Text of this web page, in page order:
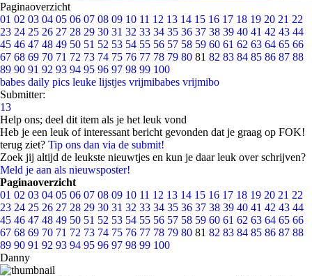
Paginaoverzicht
01 02 03 04 05 06 07 08 09 10 11 12 13 14 15 16 17 18 19 20 21 22
23 24 25 26 27 28 29 30 31 32 33 34 35 36 37 38 39 40 41 42 43 44
45 46 47 48 49 50 51 52 53 54 55 56 57 58 59 60 61 62 63 64 65 66
67 68 69 70 71 72 73 74 75 76 77 78 79 80 81 82 83 84 85 86 87 88
89 90 91 92 93 94 95 96 97 98 99 100
babes daily pics leuke lijstjes vrijmibabes vrijmibo
Submitter:
13
Help ons; deel dit item als je het leuk vond
Heb je een leuk of interessant bericht gevonden dat je graag op FOK!
terug ziet? Tip ons dan via de submit!
Zoek jij altijd de leukste nieuwtjes en kun je daar leuk over schrijven?
Meld je aan als nieuwsposter!
Paginaoverzicht
01 02 03 04 05 06 07 08 09 10 11 12 13 14 15 16 17 18 19 20 21 22
23 24 25 26 27 28 29 30 31 32 33 34 35 36 37 38 39 40 41 42 43 44
45 46 47 48 49 50 51 52 53 54 55 56 57 58 59 60 61 62 63 64 65 66
67 68 69 70 71 72 73 74 75 76 77 78 79 80 81 82 83 84 85 86 87 88
89 90 91 92 93 94 95 96 97 98 99 100
Danny